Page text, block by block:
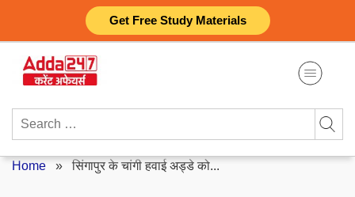
Get Free Study Materials
content
Search
Home »सिंगापुर के चांगी हवाई अड्डे को...